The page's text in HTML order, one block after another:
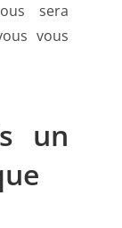
sera
vous
un